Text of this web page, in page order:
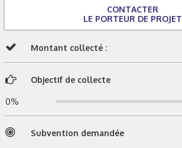
CONTACTER
LE PORTEUR DE PROJET
Montant collecté :
Objectif de collecte
0%
Subvention demandée